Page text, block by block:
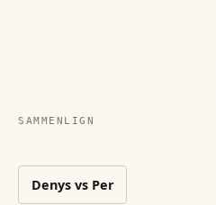
SAMMENLIGN
Denysvs Per